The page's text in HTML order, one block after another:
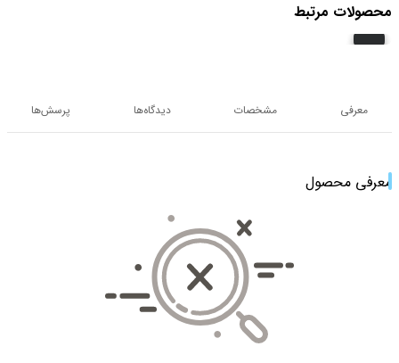
محصولات مرتبط
معرفی مشخصات دیدگاه‌ها پرسش‌ها
معرفی محصول